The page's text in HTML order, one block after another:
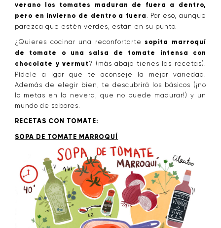
verano los tomates maduran de fuera a dentro,
pero en invierno de dentro a fuera
. Por eso, aunque
parezca que estén verdes, están en su punto.
¿Quieres cocinar una reconfortarte sopita marroquí
de tomate o una salsa de tomate intensa con
chocolate y vermut ? (más abajo tienes las recetas).
Pídele a Igor que te aconseje la mejor variedad.
Además de elegir bien, te descubrirá los básicos (¡no
lo metas en la nevera, que no puede madurar!) y un
mundo de sabores.
RECETAS CON TOMATE:
SOPA DE TOMATE MARROQUÍ